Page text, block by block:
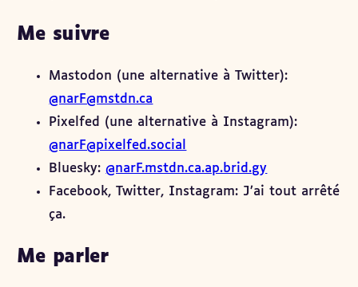
Me suivre
Mastodon (une alternative à Twitter):
@narF@mstdn.ca
Pixelfed (une alternative à Instagram):
@narF@pixelfed.social
Bluesky:@narF.mstdn.ca.ap.brid.gy
Facebook, Twitter, Instagram: J’ai tout arrêté
ça.
Me parler